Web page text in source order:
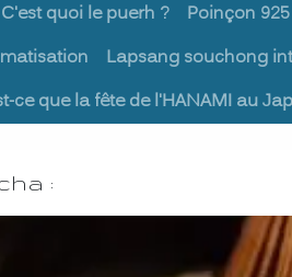
C'est quoi le puerh ? Poinçon 925
Lapsang souchong
ce que la fête de l'HANAMI au
: